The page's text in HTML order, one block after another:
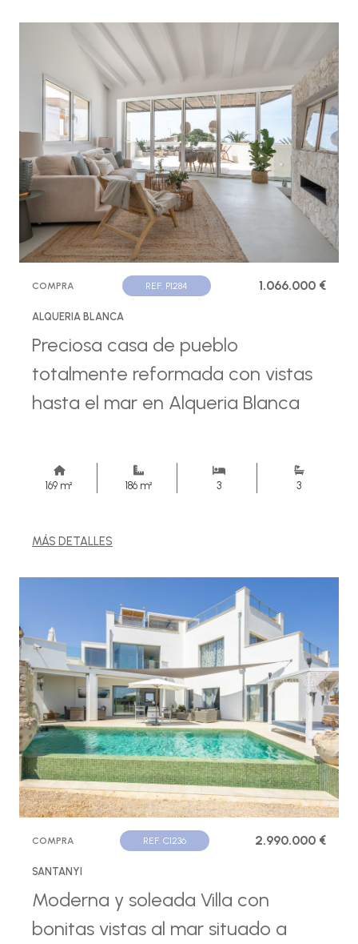
COMPRA REF. P1284 1.066.000 €
ALQUERIA BLANCA
Preciosa casa de pueblo
totalmente reformada con vistas
hasta el mar en Alqueria Blanca
169 m² 186 m² 3 3
MÁS DETALLES
COMPRA REF. C1236 2.990.000 €
SANTANYI
Moderna y soleada Villa con
bonitas vistas al mar situado a